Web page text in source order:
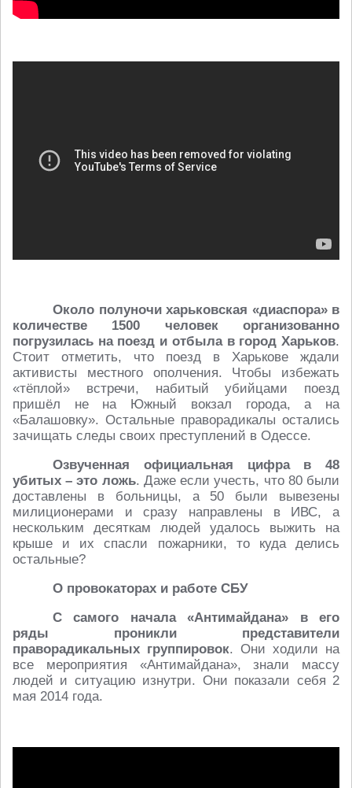
Около полуночи харьковская «диаспора» в
количестве 1500 человек организованно
погрузилась на поезд и отбыла в город Харьков.
Стоит отметить, что поезд в Харькове ждали
активисты местного ополчения. Чтобы избежать
«тёплой» встречи, набитый убийцами поезд
пришёл не на Южный вокзал города, а на
«Балашовку». Остальные праворадикалы остались
зачищать следы своих преступлений в Одессе.
Озвученная официальная цифра в 48
убитых – это ложь. Даже если учесть, что 80 были
доставлены в больницы, а 50 были вывезены
милиционерами и сразу направлены в ИВС, а
нескольким десяткам людей удалось выжить на
крыше и их спасли пожарники, то куда делись
остальные?
О провокаторах и работе СБУ
С самого начала «Антимайдана» в его
ряды проникли представители
праворадикальных группировок. Они ходили на
все мероприятия «Антимайдана», знали массу
людей и ситуацию изнутри. Они показали себя 2
мая 2014 года.